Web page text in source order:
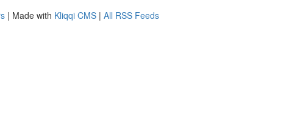
| Made with Kliqqi CMS | All RSS Feeds